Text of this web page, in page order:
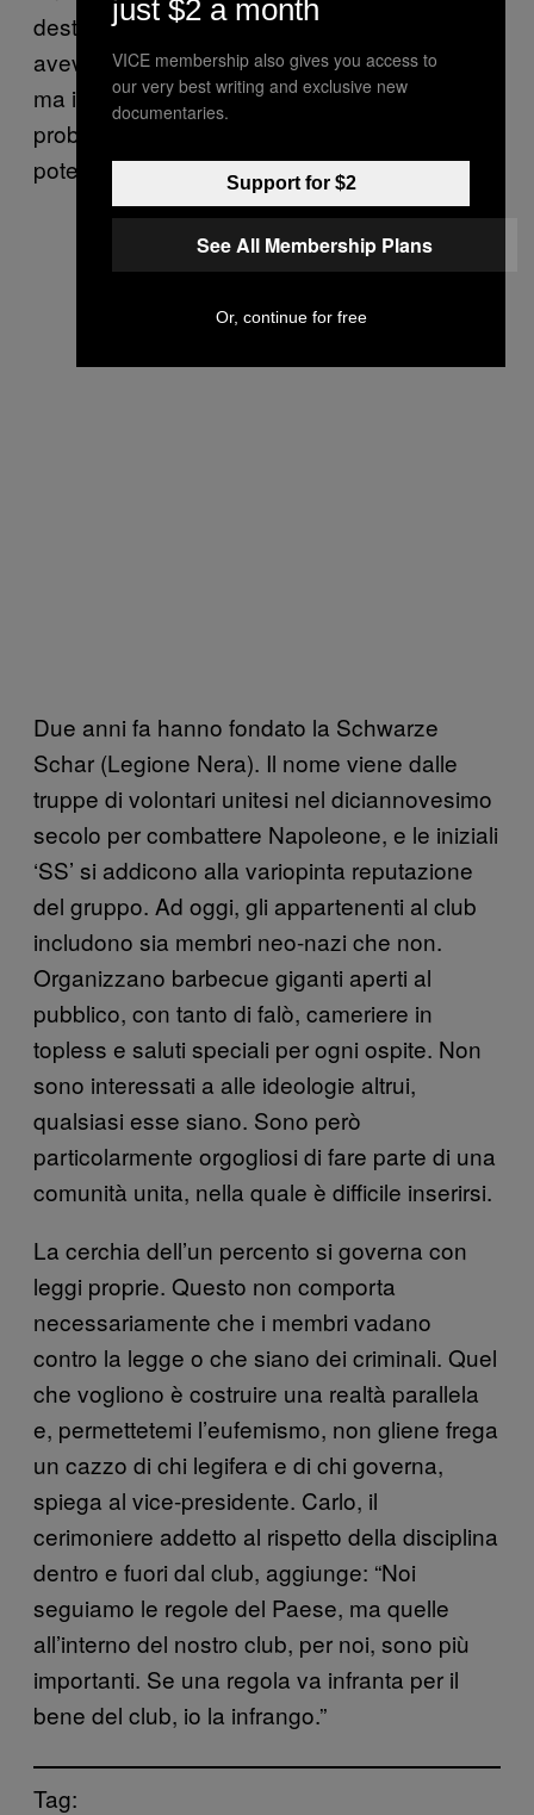
destra radicale venne ucciso. Noi non
avevamo alcuna responsabilità nella cosa,
ma il seme dell’anarchia stava diventando un
problema e realizzammo che così non
potevamo andare avanti.”
Due anni fa hanno fondato la Schwarze
Schar (Legione Nera). Il nome viene dalle
truppe di volontari unitesi nel diciannovesimo
secolo per combattere Napoleone, e le iniziali
‘SS’ si addicono alla variopinta reputazione
del gruppo. Ad oggi, gli appartenenti al club
includono sia membri neo-nazi che non.
Organizzano barbecue giganti aperti al
pubblico, con tanto di falò, cameriere in
topless e saluti speciali per ogni ospite. Non
sono interessati a alle ideologie altrui,
qualsiasi esse siano. Sono però
particolarmente orgogliosi di fare parte di una
comunità unita, nella quale è difficile inserirsi.
La cerchia dell’un percento si governa con
leggi proprie. Questo non comporta
necessariamente che i membri vadano
contro la legge o che siano dei criminali. Quel
che vogliono è costruire una realtà parallela
e, permettetemi l’eufemismo, non gliene frega
un cazzo di chi legifera e di chi governa,
spiega al vice-presidente. Carlo, il
cerimoniere addetto al rispetto della disciplina
dentro e fuori dal club, aggiunge: “Noi
seguiamo le regole del Paese, ma quelle
all’interno del nostro club, per noi, sono più
importanti. Se una regola va infranta per il
bene del club, io la infrango.”
Tag:
just $2 a month
VICE membership also gives you access to
our very best writing and exclusive new
documentaries.
Support for $2
See All Membership Plans
Or, continue for free